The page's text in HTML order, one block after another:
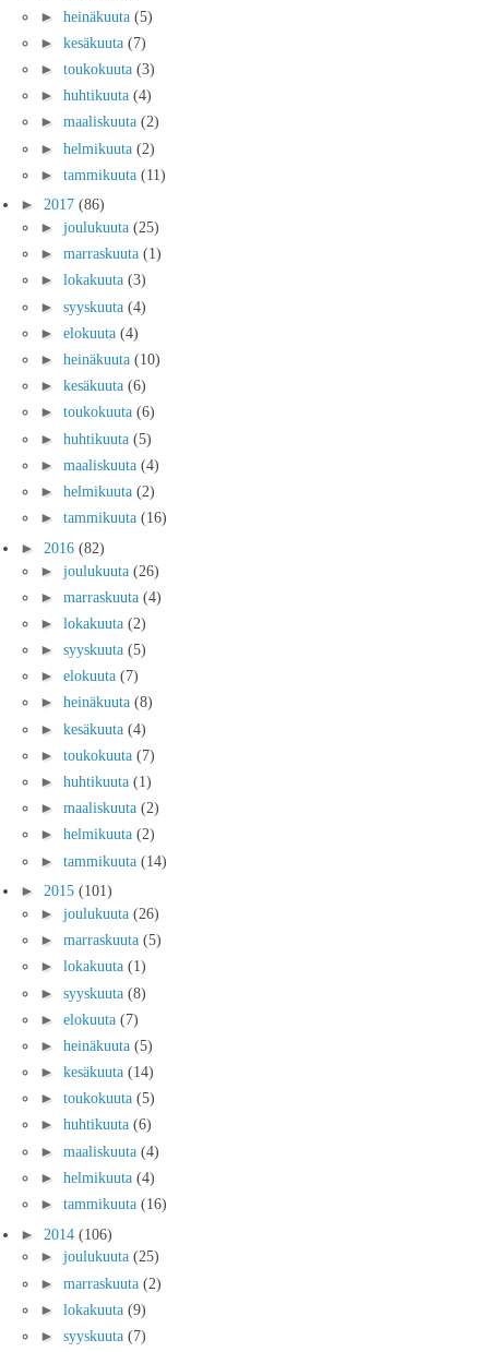
► heinäkuuta (5)
► kesäkuuta (7)
► toukokuuta (3)
► huhtikuuta (4)
► maaliskuuta (2)
► helmikuuta (2)
► tammikuuta (11)
► 2017 (86)
► joulukuuta (25)
► marraskuuta (1)
► lokakuuta (3)
► syyskuuta (4)
► elokuuta (4)
► heinäkuuta (10)
► kesäkuuta (6)
► toukokuuta (6)
► huhtikuuta (5)
► maaliskuuta (4)
► helmikuuta (2)
► tammikuuta (16)
► 2016 (82)
► joulukuuta (26)
► marraskuuta (4)
► lokakuuta (2)
► syyskuuta (5)
► elokuuta (7)
► heinäkuuta (8)
► kesäkuuta (4)
► toukokuuta (7)
► huhtikuuta (1)
► maaliskuuta (2)
► helmikuuta (2)
► tammikuuta (14)
► 2015 (101)
► joulukuuta (26)
► marraskuuta (5)
► lokakuuta (1)
► syyskuuta (8)
► elokuuta (7)
► heinäkuuta (5)
► kesäkuuta (14)
► toukokuuta (5)
► huhtikuuta (6)
► maaliskuuta (4)
► helmikuuta (4)
► tammikuuta (16)
► 2014 (106)
► joulukuuta (25)
► marraskuuta (2)
► lokakuuta (9)
► syyskuuta (7)